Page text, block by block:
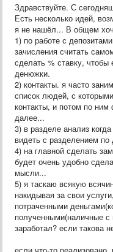
Здравствуйте. С
Есть несколько идей,
я не нашёл... В общем
1) по работе с
зачисления считать
сделать % ставку,
денюжки.
2) контакты. я часто
список людей, с
контакты, и потом по ним
далее...
3) в разделе анализ
видеть с разделением по
4) на главной сделать
будет очень удобно
мысли...
5) я таскаю всякую
накидывая за свои
потраченными
полученными(наличные с
заработал? если такова
если что-то